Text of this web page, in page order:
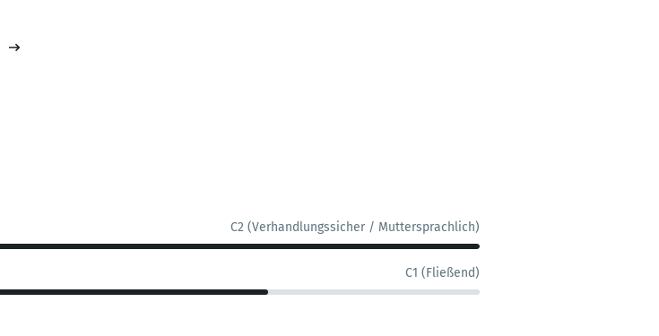
C2 (Verhandlungssicher / Muttersprachlich)
C1 (Fließend)